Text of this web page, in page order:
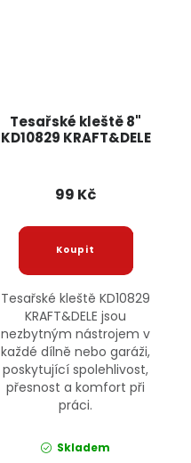
Tesařské kleště 8"
KD10829 KRAFT&DELE
99 Kč
Tesařské kleště KD10829
KRAFT&DELE jsou
nezbytným nástrojem v
každé dílně nebo garáži,
poskytující spolehlivost,
přesnost a komfort při
práci.
Skladem